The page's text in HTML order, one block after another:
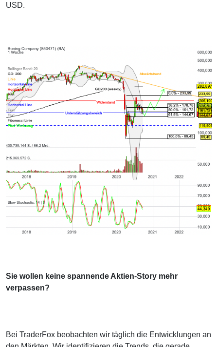
USD.
Sie wollen keine spannende Aktien-Story mehr
verpassen?
Bei TraderFox beobachten wir täglich die Entwicklungen an